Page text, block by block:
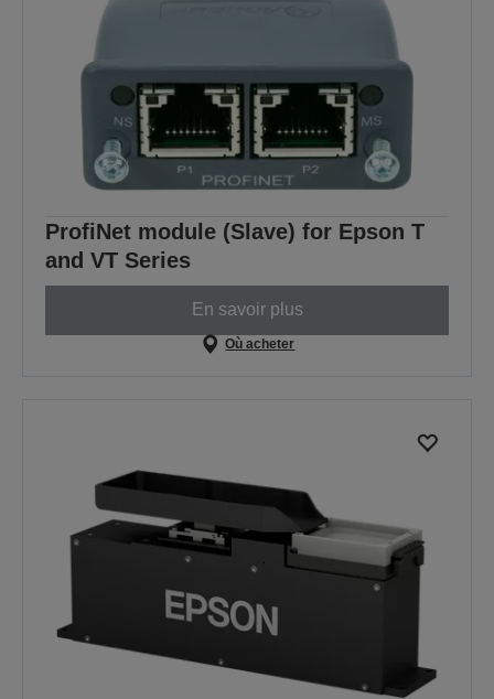
ProfiNet module (Slave) for Epson T
and VT Series
En savoir plus
Où acheter